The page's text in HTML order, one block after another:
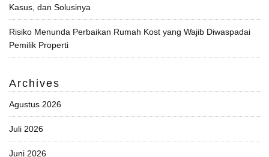
Kasus, dan Solusinya
Risiko Menunda Perbaikan Rumah Kost yang Wajib Diwaspadai
Pemilik Properti
Archives
Agustus 2026
Juli 2026
Juni 2026